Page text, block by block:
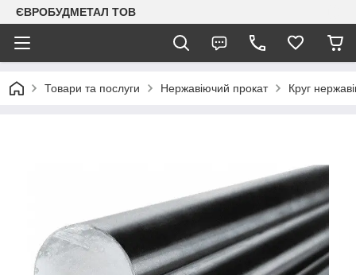
ЄВРОБУДМЕТАЛ ТОВ
Товари та послуги Нержавіючий прокат Круг